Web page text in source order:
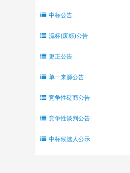
中标公告
流标(废标)公告
更正公告
单一来源公告
竞争性磋商公告
竞争性谈判公告
中标候选人公示